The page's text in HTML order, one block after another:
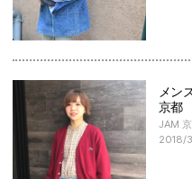
メン
京都
JAM
2018/